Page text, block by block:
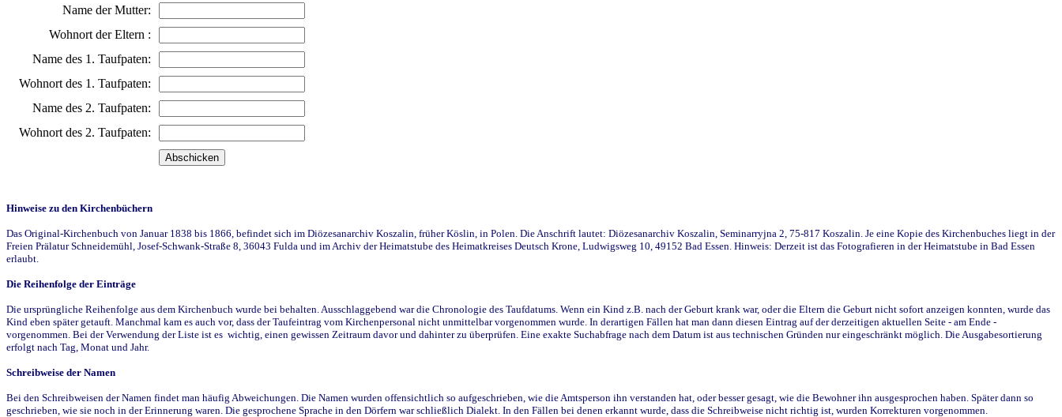
Name der Mutter:
Wohnort der Eltern :
Name des 1. Taufpaten:
Wohnort des 1. Taufpaten:
Name des 2. Taufpaten:
Wohnort des 2. Taufpaten:
Hinweise zu den Kirchenbüchern
Das Original-Kirchenbuch von Januar 1838 bis 1866, befindet sich im Diözesanarchiv Koszalin, früher Köslin, in Polen. Die Anschrift lautet: Diözesanarchiv Koszalin, Seminarryjna 2, 75-817 Koszalin. Je eine Kopie des Kirchenbuches liegt in der
Freien Prälatur Schneidemühl, Josef-Schwank-Straße 8, 36043 Fulda und im Archiv der Heimatstube des Heimatkreises Deutsch Krone, Ludwigsweg 10, 49152 Bad Essen. Hinweis: Derzeit ist das Fotografieren in der Heimatstube in Bad Essen
erlaubt.
Die Reihenfolge der Einträge
Die ursprüngliche Reihenfolge aus dem Kirchenbuch wurde bei behalten. Ausschlaggebend war die Chronologie des Taufdatums. Wenn ein Kind z.B. nach der Geburt krank war, oder die Eltern die Geburt nicht sofort anzeigen konnten, wurde das
Kind eben später getauft. Manchmal kam es auch vor, dass der Taufeintrag vom Kirchenpersonal nicht unmittelbar vorgenommen wurde. In derartigen Fällen hat man dann diesen Eintrag auf der derzeitigen aktuellen Seite - am Ende -
vorgenommen. Bei der Verwendung der Liste ist es wichtig, einen gewissen Zeitraum davor und dahinter zu überprüfen. Eine exakte Suchabfrage nach dem Datum ist aus technischen Gründen nur eingeschränkt möglich. Die Ausgabesortierung
erfolgt nach Tag, Monat und Jahr.
Schreibweise der Namen
Bei den Schreibweisen der Namen findet man häufig Abweichungen. Die Namen wurden offensichtlich so aufgeschrieben, wie die Amtsperson ihn verstanden hat, oder besser gesagt, wie die Bewohner ihn ausgesprochen haben. Später dann so
geschrieben, wie sie noch in der Erinnerung waren. Die gesprochene Sprache in den Dörfern war schließlich Dialekt. In den Fällen bei denen erkannt wurde, dass die Schreibweise nicht richtig ist, wurden Korrekturen vorgenommen.